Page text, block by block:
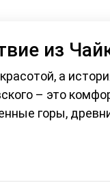
из
а
– это
горы,